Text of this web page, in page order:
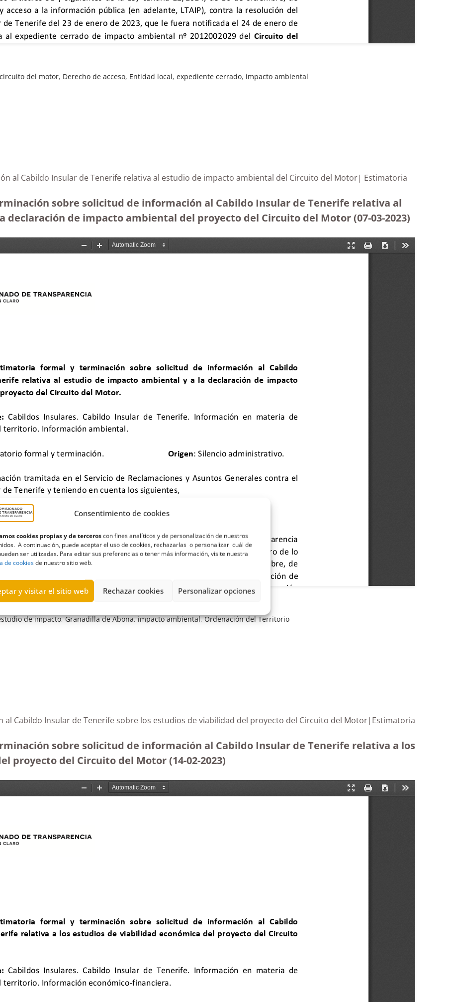
Consentimiento de cookies
cookies propias y de terceroscon fines analíticos y de personalización de nuestros
A continuación, puede aceptar el uso de cookies, rechazarlas o personalizar cuál de
ser utilizadas. Para editar sus preferencias o tener más información, visite nuestra
de cookiesde nuestro sitio web.
y visitar el sitio web Rechazar cookies Personalizar opciones
circuito del motor, Derecho de acceso, Entidad local,expediente cerrado, impacto ambiental
al Cabildo Insular de Tenerife relativa al estudio de impacto ambiental del Circuito del Motor| Estimatoria
sobre solicitud de información al Cabildo Insular de Tenerife relativa al
declaración de impacto ambiental del proyecto del Circuito del Motor(07-03-2023)
de impacto,Granadilla de Abona,impacto ambiental,Ordenación del Territorio
al Cabildo Insular de Tenerife sobre los estudios de viabilidad del proyecto del Circuito del Motor|Estimatoria
sobre solicitud de información al Cabildo Insular de Tenerife relativa a los
proyecto del Circuito del Motor (14-02-2023)